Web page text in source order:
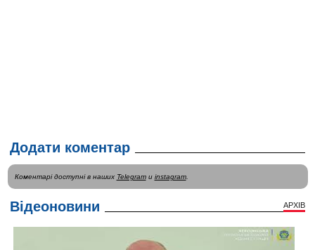
Додати коментар
Коментарі доступні в наших Telegramи instagram.
Відеоновини АРХІВ